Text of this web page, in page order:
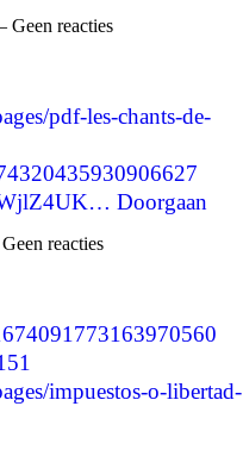
reacties
pdf-les-chants-de-
Doorgaan
reacties
impuestos-o-libertad-